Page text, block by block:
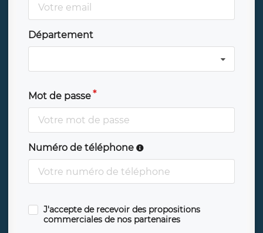
Département
Mot de passe
Numéro de téléphone
J'accepte de recevoir des propositions
commerciales de nos partenaires